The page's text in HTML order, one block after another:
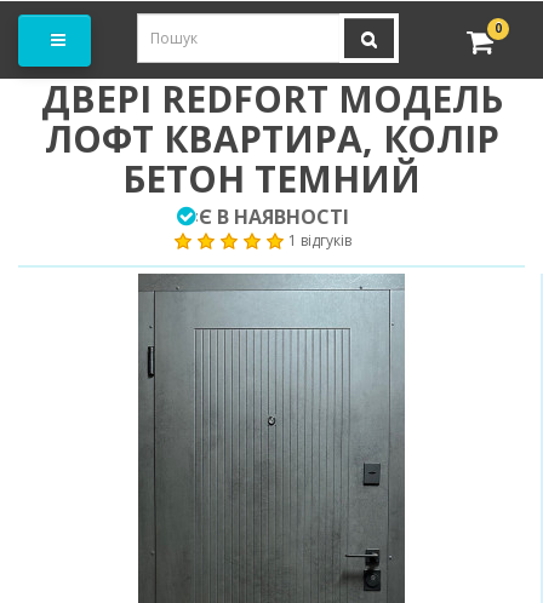
0
ДВЕРІ REDFORT МОДЕЛЬ
ЛОФТ КВАРТИРА, КОЛІР
БЕТОН ТЕМНИЙ
:Є В НАЯВНОСТІ
1 відгуків